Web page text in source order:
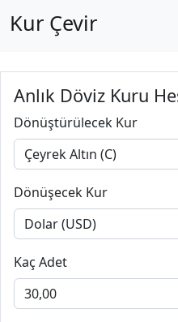
Kur Çevir
Anlık Döviz Kuru
Dönüştürülecek Kur
Dönüşecek Kur
Kaç Adet